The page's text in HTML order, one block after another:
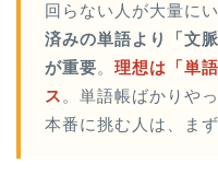
回らない人が大量にい
済みの単語より「文
が重要。 理想は「単
ス 。単語帳ばかりや
本番に挑む人は、ま